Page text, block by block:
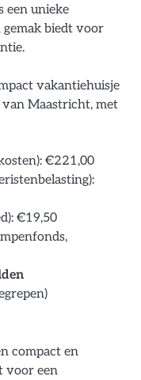
een unieke
biedt voor
vakantiehuisje
van Maastricht, met
€221,00
€19,50
compact en
voor een